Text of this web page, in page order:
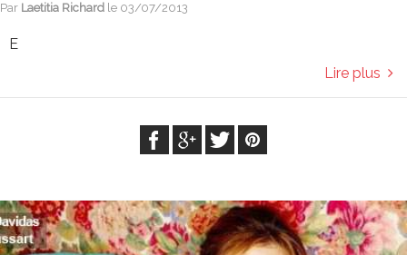
Par Laetitia Richard le 03/07/2013
E
Lire plus